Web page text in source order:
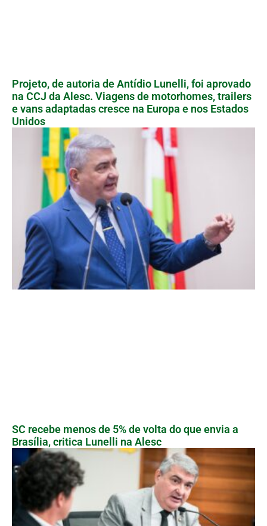
Projeto, de autoria de Antídio Lunelli, foi aprovado
na CCJ da Alesc. Viagens de motorhomes, trailers
e vans adaptadas cresce na Europa e nos Estados
Unidos
SC recebe menos de 5% de volta do que envia a
Brasília, critica Lunelli na Alesc